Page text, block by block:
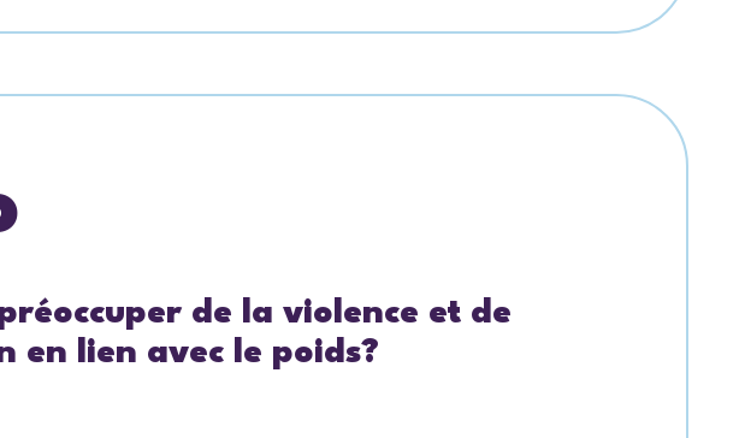
de la violence et de
en lien avec le poids?